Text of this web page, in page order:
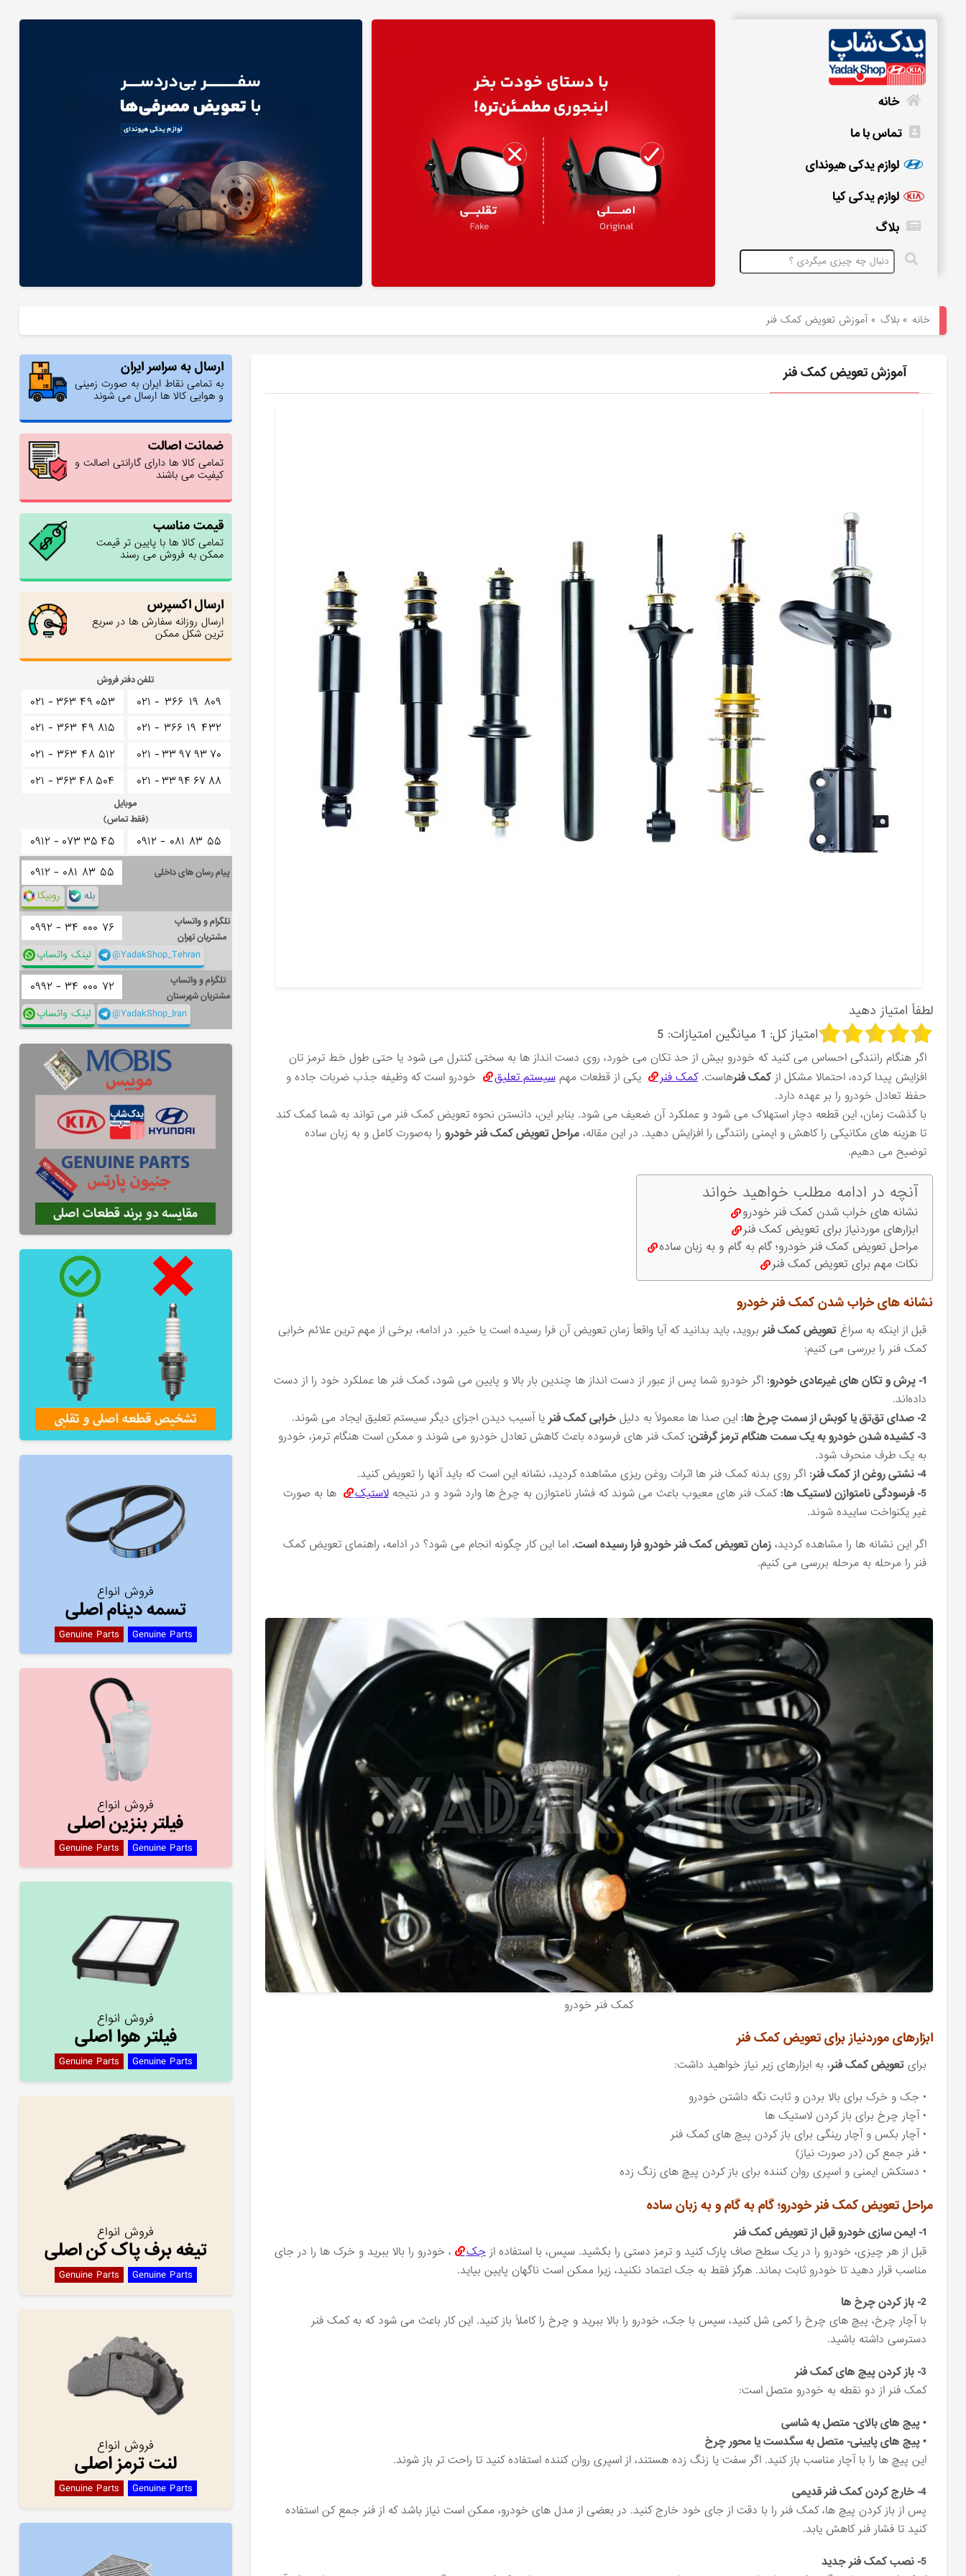
یدکی
هیوندای
خانه
تماس با ما
لوازم یدکی هیوندای
لوازم یدکی کیا
بلاگ
خانه »بلاگ »آموزش تعویض کمک فنر
ارسال به سراسر ایران
به تمامی نقاط ایران به صورت زمینی
و هوایی کالا ها ارسال می شوند
ضمانت اصالت
تمامی کالا ها دارای گارانتی اصالت و
کیفیت می باشند
قیمت مناسب
تمامی کالا ها با پایین تر قیمت
ممکن به فروش می رسند
ارسال اکسپرس
ارسال روزانه سفارش ها در سریع
ترین شکل ممکن
تلفن دفتر فروش
۰۲۱ - ۳۶۶ ۱۹ ۸۰۹
۰۲۱ - ۳۶۶ ۱۹ ۴۳۲
۰۲۱ -۳۳۹۷۹۳ ۷۰
۰۲۱ -۳۳۹۴ ۶۷ ۸۸
۰۲۱ - ۳۶۳ ۴۹ ۰۵۳
۰۲۱ - ۳۶۳ ۴۹ ۸۱۵
۰۲۱ - ۳۶۳ ۴۸ ۵۱۲
۰۲۱ - ۳۶۳ ۴۸ ۵۰۴
موبایل
(فقط تماس)
۰۹۱۲ - ۰۸۱ ۸۳ ۵۵ ۰۹۱۲ - ۰۷۳۳۵ ۴۵
پیام رسان های داخلی ۰۹۱۲ - ۰۸۱ ۸۳ ۵۵
روبیکا بله
تلگرام و واتساپ
مشتریان تهران
۰۹۹۲ - ۳۴ ۰۰۰ ۷۶
لینک واتساپ @YadakShop_Tehran
تلگرام و واتساپ
مشتریان شهرستان
۰۹۹۲ - ۳۴ ۰۰۰ ۷۲
لینک واتساپ @YadakShop_Iran
فروش انواع
تسمه دینام اصلی
Genuine Parts Genuine Parts
فروش انواع
فیلتر بنزین اصلی
Genuine Parts Genuine Parts
فروش انواع
فیلتر هوا اصلی
Genuine Parts Genuine Parts
فروش انواع
تیغه برف پاک کن اصلی
Genuine Parts Genuine Parts
فروش انواع
لنت ترمز اصلی
Genuine Parts Genuine Parts
آموزش تعویض کمک فنر
لطفاً امتیاز دهید
امتیاز کل: 1 میانگین امتیازات:5
اگر هنگام رانندگی احساس می ‌کنید که خودرو بیش از حد تکان می ‌خورد، روی دست‌ انداز ها به ‌سختی کنترل می ‌شود یا حتی طول خط ترمز تان
افزایش پیدا کرده، احتمالا مشکل ازکمک فنرهاست.کمک فنر یکی از قطعات مهمسیستم تعلیق
خودرو است که وظیفه جذب ضربات جاده و
حفظ تعادل خودرو را بر عهده دارد.
با گذشت زمان، این قطعه دچار استهلاک می ‌شود و عملکرد آن ضعیف می ‌شود. بنابر این، دانستن نحوه تعویض کمک فنر می ‌تواند به شما کمک کند
تا هزینه ‌های مکانیکی را کاهش و ایمنی رانندگی را افزایش دهید. در این مقاله،مراحل تعویض کمک فنر خودرو را به‌صورت کامل و به زبان ساده
توضیح می ‌دهیم.
آنچه در ادامه مطلب خواهید خواند
نشانه ‌های خراب شدن کمک فنر خودرو
ابزارهای موردنیاز برای تعویض کمک فنر
مراحل تعویض کمک فنر خودرو؛ گام ‌به ‌گام و به زبان ساده
نکات مهم برای تعویض کمک فنر
نشانه ‌های خراب شدن کمک فنر خودرو
قبل از اینکه به سراغتعویض کمک فنر بروید، باید بدانید که آیا واقعاً زمان تعویض آن فرا رسیده است یا خیر. در ادامه، برخی از مهم‌ ترین علائم خرابی
کمک فنر را بررسی می ‌کنیم:
1- پرش و تکان ‌های غیرعادی خودرو:
اگر خودرو شما پس از عبور از دست ‌انداز ها چندین بار بالا و پایین می ‌شود، کمک فنر ها عملکرد خود را از دست
داده‌اند.
2- صدای تق‌تق یا کوبش از سمت چرخ‌ ها:
این صدا ها معمولاً به دلیلخرابی کمک فنر یا آسیب دیدن اجزای دیگر سیستم تعلیق ایجاد می ‌شوند.
3- کشیده شدن خودرو به یک سمت هنگام ترمز گرفتن:
کمک فنر های فرسوده باعث کاهش تعادل خودرو می ‌شوند و ممکن است هنگام ترمز، خودرو
به یک طرف منحرف شود.
4- نشتی روغن از کمک فنر:
اگر روی بدنه کمک فنر ها اثرات روغن‌ ریزی مشاهده کردید، نشانه این است که باید آنها را تعویض کنید.
5- فرسودگی نامتوازن لاستیک ‌ها:
کمک فنر های معیوب باعث می ‌شوند که فشار نامتوازن به چرخ ‌ها وارد شود و در نتیجهلاستیک
‌ها به‌ صورت
غیر یکنواخت ساییده شوند.
اگر این نشانه‌ ها را مشاهده کردید،زمان تعویض کمک فنر خودرو فرا رسیده است. اما این کار چگونه انجام می ‌شود؟ در ادامه، راهنمای تعویض کمک
فنر را مرحله ‌به ‌مرحله بررسی می ‌کنیم.
کمک فنر خودرو
ابزارهای موردنیاز برای تعویض کمک فنر
برایتعویض کمک فنر، به ابزارهای زیر نیاز خواهید داشت:
• جک و خرک برای بالا بردن و ثابت نگه داشتن خودرو
• آچار چرخ برای باز کردن لاستیک‌ ها
• آچار بکس و آچار رینگی برای باز کردن پیچ ‌های کمک فنر
• فنر جمع‌ کن (در صورت نیاز)
• دستکش ایمنی و اسپری روان ‌کننده برای باز کردن پیچ ‌های زنگ ‌زده
مراحل تعویض کمک فنر خودرو؛ گام ‌به ‌گام و به زبان ساده
1- ایمن‌ سازی خودرو قبل از تعویض کمک فنر
قبل از هر چیزی، خودرو را در یک سطح صاف پارک کنید و ترمز دستی را بکشید. سپس، با استفاده ازجک
، خودرو را بالا ببرید و خرک‌ ها را در جای
مناسب قرار دهید تا خودرو ثابت بماند. هرگز فقط به جک اعتماد نکنید، زیرا ممکن است ناگهان پایین بیاید.
2- باز کردن چرخ ‌ها
با آچار چرخ، پیچ ‌های چرخ را کمی شل کنید، سپس با جک، خودرو را بالا ببرید و چرخ را کاملاً باز کنید. این کار باعث می ‌شود که به کمک فنر
دسترسی داشته باشید.
3- باز کردن پیچ ‌های کمک فنر
کمک فنر از دو نقطه به خودرو متصل است:
• پیچ ‌های بالای- متصل به شاسی
• پیچ ‌های پایینی- متصل به سگدست یا محور چرخ
این پیچ‌ ها را با آچار مناسب باز کنید. اگر سفت یا زنگ ‌زده هستند، از اسپری روان‌ کننده استفاده کنید تا راحت ‌تر باز شوند.
4- خارج کردن کمک فنر قدیمی
پس از باز کردن پیچ ‌ها، کمک فنر را با دقت از جای خود خارج کنید. در بعضی از مدل‌ های خودرو، ممکن است نیاز باشد که از فنر جمع ‌کن استفاده
کنید تا فشار فنر کاهش یابد.
5- نصب کمک فنر جدید